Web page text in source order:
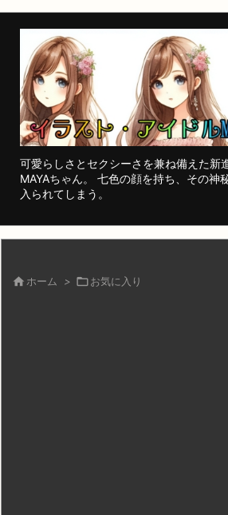
可愛らしさとセクシーさを兼ね備えた新
MAYAちゃん。 七色の顔を持ち、その神
入られてしまう。
 ホーム > お気に入り